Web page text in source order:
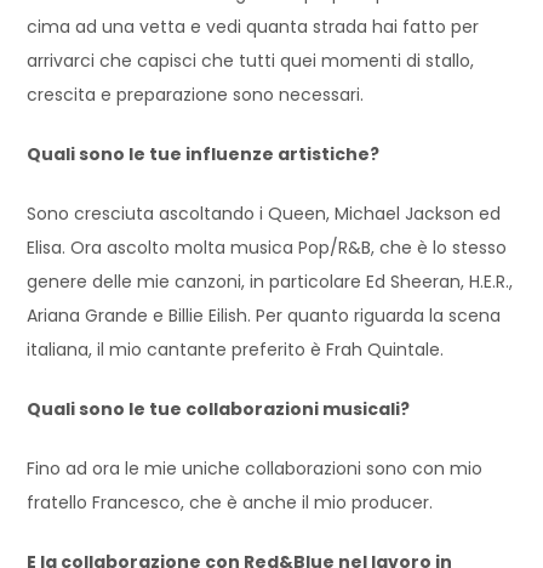
cima ad una vetta e vedi quanta strada hai fatto per
arrivarci che capisci che tutti quei momenti di stallo,
crescita e preparazione sono necessari.
Quali sono le tue influenze artistiche?
Sono cresciuta ascoltando i Queen, Michael Jackson ed
Elisa. Ora ascolto molta musica Pop/R&B, che è lo stesso
genere delle mie canzoni, in particolare Ed Sheeran, H.E.R.,
Ariana Grande e Billie Eilish. Per quanto riguarda la scena
italiana, il mio cantante preferito è Frah Quintale.
Quali sono le tue collaborazioni musicali?
Fino ad ora le mie uniche collaborazioni sono con mio
fratello Francesco, che è anche il mio producer.
E la collaborazione con Red&Blue nel lavoro in